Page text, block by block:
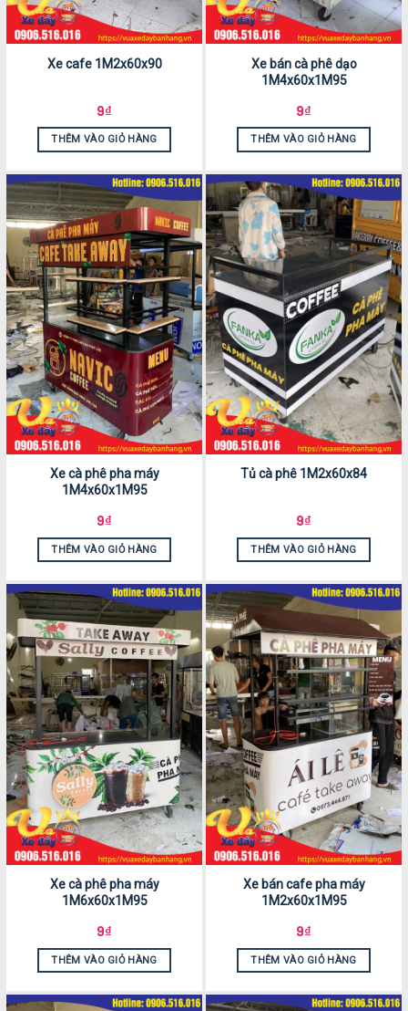
Xe cafe 1M2x60x90
9₫
THÊM VÀO GIỎ HÀNG
Xe bán cà phê dạo
1M4x60x1M95
9₫
THÊM VÀO GIỎ HÀNG
Xe cà phê pha máy
1M4x60x1M95
9₫
THÊM VÀO GIỎ HÀNG
Tủ cà phê 1M2x60x84
9₫
THÊM VÀO GIỎ HÀNG
Xe cà phê pha máy
1M6x60x1M95
9₫
THÊM VÀO GIỎ HÀNG
Xe bán cafe pha máy
1M2x60x1M95
9₫
THÊM VÀO GIỎ HÀNG